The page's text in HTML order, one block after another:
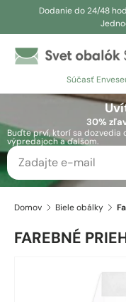
Prejsť na obsah
Dodanie do 24/48
Súčasť
Vyhľadávanie
Vyhľadávanie
30%
Buďte prví, ktorí sa dozvedia
výpredajoch a ďalšom.
Domov Biele obálky
FAREBNÉ